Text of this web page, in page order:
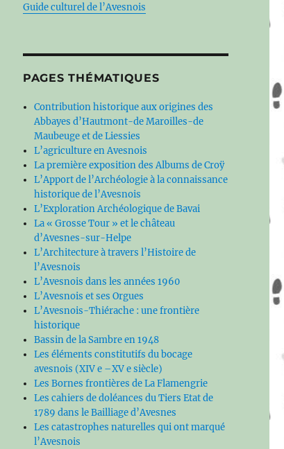
Guide culturel de l’Avesnois
PAGES THÉMATIQUES
Contribution historique aux origines des
Abbayes d’Hautmont-de Maroilles-de
Maubeuge et de Liessies
L’agriculture en Avesnois
La première exposition des Albums de Croÿ
L’Apport de l’Archéologie à la connaissance
historique de l’Avesnois
L’Exploration Archéologique de Bavai
La « Grosse Tour » et le château
d’Avesnes-sur-Helpe
L’Architecture à travers l’Histoire de
l’Avesnois
L’Avesnois dans les années 1960
L’Avesnois et ses Orgues
L’Avesnois-Thiérache : une frontière
historique
Bassin de la Sambre en 1948
Les éléments constitutifs du bocage
avesnois (XIV e –XV e siècle)
Les Bornes frontières de La Flamengrie
Les cahiers de doléances du Tiers Etat de
1789 dans le Bailliage d’Avesnes
Les catastrophes naturelles qui ont marqué
l’Avesnois